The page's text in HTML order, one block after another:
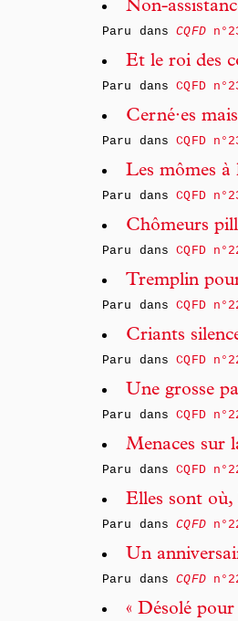
Non-
Paru dansCQFD
Et le roi des
Paru dansCQFD
Cerné·es
Paru dansCQFD
Les mômes à
Paru dansCQFD
Chômeurs
Paru dansCQFD
Tremplin
Paru dansCQFD
Criants
Paru dansCQFD
Une grosse
Paru dansCQFD
Menaces sur
Paru dansCQFD
Elles sont où,
Paru dansCQFD
Un
Paru dansCQFD
« Désolé